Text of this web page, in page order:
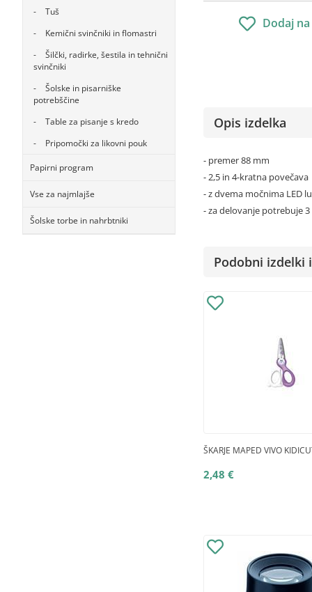
Tuš
Kemični svinčniki in flomastri
Šilčki, radirke, šestila in tehnični
svinčniki
Šolske in pisarniške
potrebščine
Table za pisanje s kredo
Pripomočki za likovni pouk
Papirni program
Vse za najmlajše
Šolske torbe in nahrbtniki
Dodaj
Opis izdelka
- premer 88 mm
- 2,5 in 4-kratna povečava
- z dvema močnima LED
- za delovanje potrebuje
Podobni izdelki
ŠKARJE MAPED VIVO
2,48 €